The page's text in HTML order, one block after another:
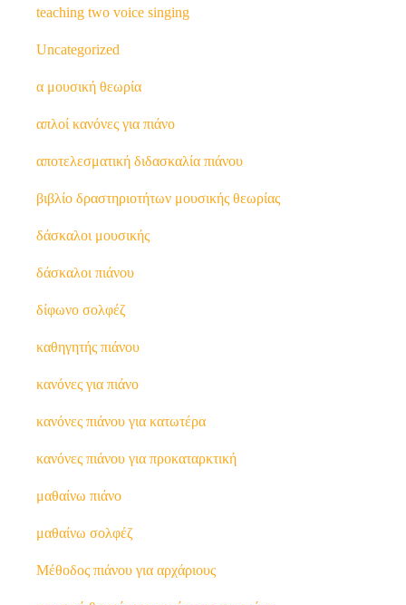
teaching two voice singing
Uncategorized
α μουσική θεωρία
απλοί κανόνες για πιάνο
αποτελεσματική διδασκαλία πιάνου
βιβλίο δραστηριοτήτων μουσικής θεωρίας
δάσκαλοι μουσικής
δάσκαλοι πιάνου
δίφωνο σολφέζ
καθηγητής πιάνου
κανόνες για πιάνο
κανόνες πιάνου για κατωτέρα
κανόνες πιάνου για προκαταρκτική
μαθαίνω πιάνο
μαθαίνω σολφέζ
Μέθοδος πιάνου για αρχάριους